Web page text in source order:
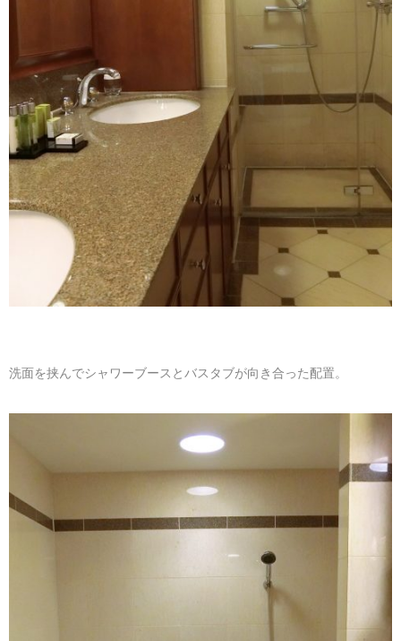
洗面を挟んでシャワーブースとバスタブが向き合った配置。